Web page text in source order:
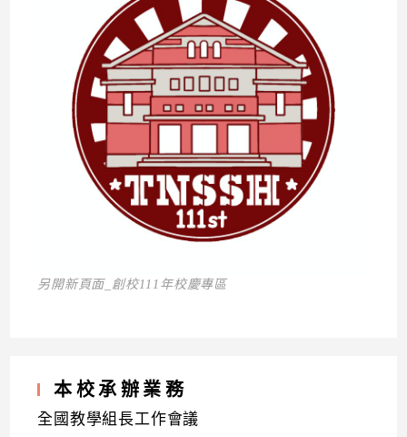
另開新頁面_創校111年校慶專區
本校承辦業務
全國教學組長工作會議